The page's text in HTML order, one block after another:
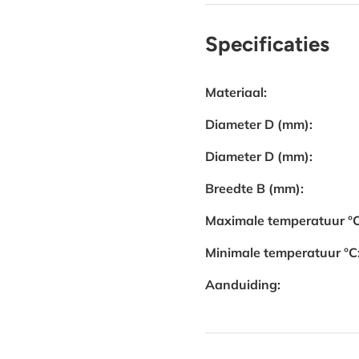
Specificaties
Materiaal:
Diameter D (mm):
Diameter D (mm):
Breedte B (mm):
Maximale temperatuur
Minimale temperatuur
Aanduiding: